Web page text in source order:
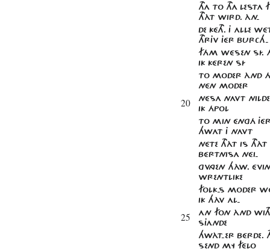
THA TO THA LESTA
THÀT WIRD. ÀN-
DE KÉTH. J ALLE
THRJV JÉR BURCH-
FÁM WÉSEN SÍ.
IK KÉREN SÍ
TO MODER ÀND
NÉN MODER
20
NÉSA NAVT
IK ÁPOL
TO MIN ÉnGÁ
HWAT J NAVT
NÉTE THÀT IS
BÉRTNISA NÉI-
GVNGEN HÀW.
WRENTLIKE
FOLK-S MODER
IK HÀV AL-
25
AN FON ÀND
SJANDE
HWÀT-ER BÉRDE.
SEND MY FÉLO